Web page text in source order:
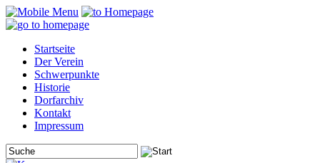
Startseite
Der Verein
Schwerpunkte
Historie
Dorfarchiv
Kontakt
Impressum